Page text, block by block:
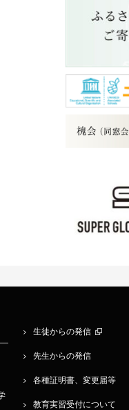
生徒からの発信
先生からの発信
各種証明書、変更届等
教育実習受付について